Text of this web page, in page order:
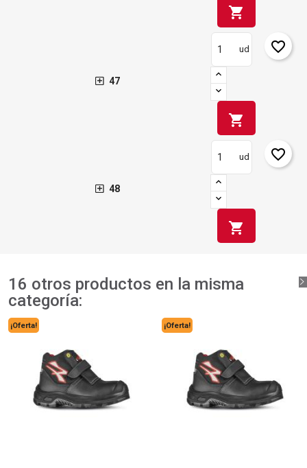
shopping_cart
47
ud
shopping_cart
favorite_border
48
ud
shopping_cart
favorite_border
16 otros productos en la misma
categoría:
¡Oferta! ¡Oferta!